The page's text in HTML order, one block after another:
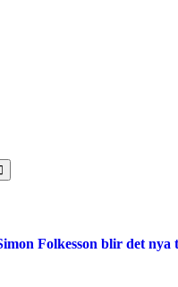
Folkesson blir det